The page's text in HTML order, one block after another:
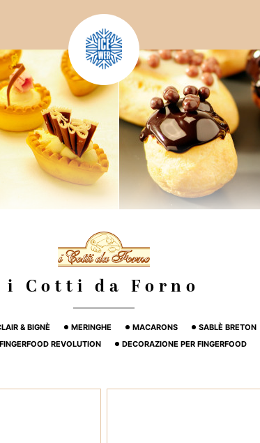
i Cotti da Forno
& BIGNÈ MERINGHE MACARONS SABLÈ BRETON
FINGERFOOD REVOLUTION DECORAZIONE PER FINGERFOOD